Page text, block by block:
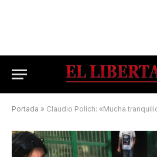
Portada » Claudio Polich: «Mucha